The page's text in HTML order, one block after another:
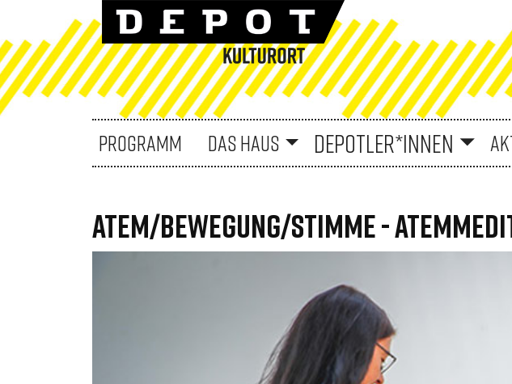
PROGRAMM DAS HAUS DEPOTLER*INNEN
ATEM/BEWEGUNG/STIMME -